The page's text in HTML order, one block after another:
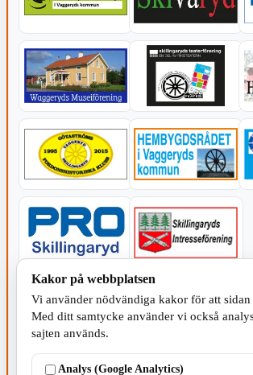
Kakor på webbplatsen
Vi använder nödvändiga kakor för att sidan
Med ditt samtycke använder vi också
sajten används.
Analys (Google Analytics)